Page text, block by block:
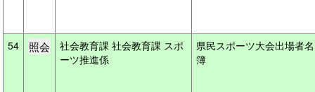
54
社会教育課 社会教育課 スポ
ーツ推進係
県民スポーツ大会出場者名
簿